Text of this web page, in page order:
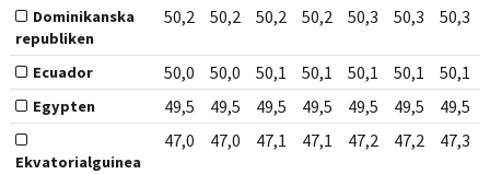
Dominikanska
republiken
50,2 50,2 50,2 50,2 50,3 50,3 50,3
Ecuador 50,0 50,0 50,1 50,1 50,1 50,1 50,1
Egypten 49,5 49,5 49,5 49,5 49,5 49,5 49,5
Ekvatorialguinea
47,0 47,0 47,1 47,1 47,2 47,2 47,3